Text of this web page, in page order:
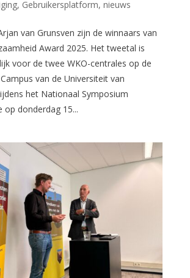
, Gebruikersplatform, nieuws
van Grunsven zijn de winnaars van
Award 2025. Het tweetal is
voor de twee WKO-centrales op de
van de Universiteit van
het Nationaal Symposium
op donderdag 15...